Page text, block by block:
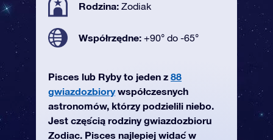
Rodzina: Zodiak
Współrzędne: +90° do -65°
Pisces lub Ryby to jeden z 88
gwiazdozbiorywspółczesnych
astronomów, którzy podzielili niebo.
Jest częścią rodziny gwiazdozbioru
Zodiac. Pisces najlepiej widać w